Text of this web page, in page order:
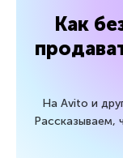
Как
На Avito и
Рассказываем,